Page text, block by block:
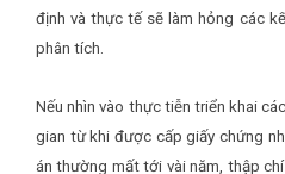
định và thực tế sẽ làm hỏng các
phân tích.
Nếu nhìn vào thực tiễn triển khai
gian từ khi được cấp giấy chứng
án thường mất tới vài năm, thập